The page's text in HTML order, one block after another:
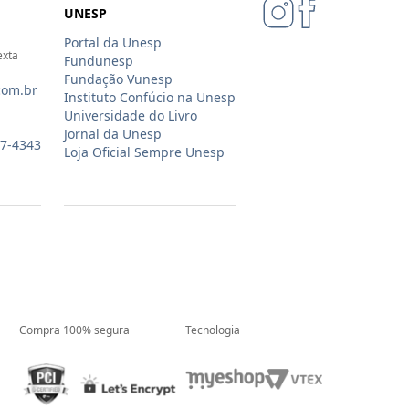
4343
UNESP
Portal da Unesp
Fundunesp
Fundação Vunesp
Instituto Confúcio na Unesp
Universidade do Livro
Jornal da Unesp
Loja Oficial Sempre Unesp
Compra 100% segura Tecnologia